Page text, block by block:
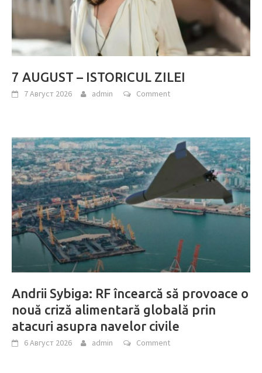
7 AUGUST – ISTORICUL ZILEI
7 Август 2026 admin Comment
Andrii Sybiga: RF încearcă să provoace o
nouă criză alimentară globală prin
atacuri asupra navelor civile
6 Август 2026 admin Comment